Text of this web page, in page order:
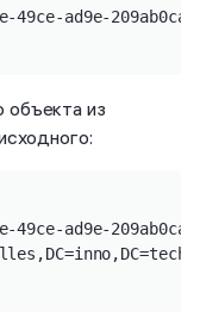
49ce-ad9e-
объекта из
49ce-ad9e-